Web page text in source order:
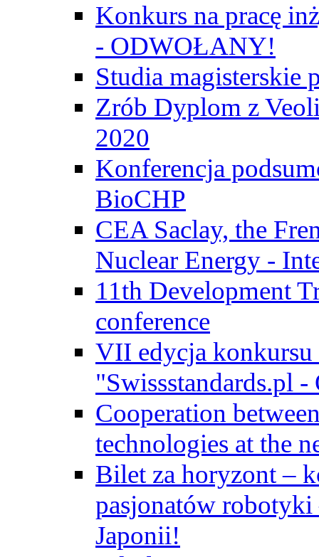
Konkurs na pracę
- ODWOŁANY!
Studia magisterskie
Zrób Dyplom z
2020
Konferencja
BioCHP
CEA Saclay, the
Nuclear Energy -
11th Development
conference
VII edycja konkursu
"Swissstandards.pl
Cooperation
technologies at the
Bilet za horyzont –
pasjonatów
Japonii!